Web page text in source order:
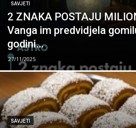
SAVJETI
2 ZNAKA POSTAJU
Vanga im predvidjela
godini…
27/11/2025
SAVJETI